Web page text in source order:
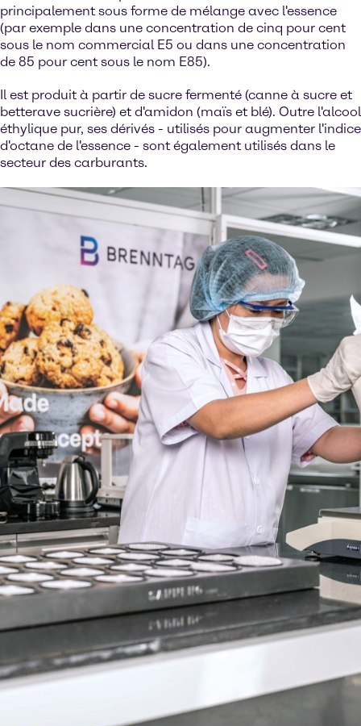
principalement sous forme de mélange avec l'essence
(par exemple dans une concentration de cinq pour cent
sous le nom commercial E5 ou dans une concentration
de 85 pour cent sous le nom E85).
Il est produit à partir de sucre fermenté (canne à sucre et
betterave sucrière) et d'amidon (maïs et blé). Outre l'alcool
éthylique pur, ses dérivés - utilisés pour augmenter l'indice
d'octane de l'essence - sont également utilisés dans le
secteur des carburants.